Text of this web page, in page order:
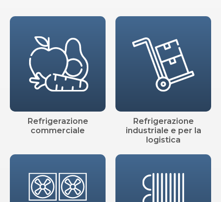
Refrigerazione
commerciale
Refrigerazione
industriale e per la
logistica